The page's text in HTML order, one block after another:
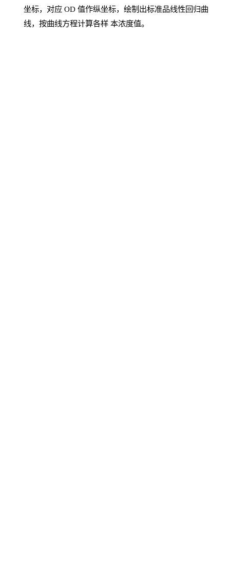
坐标，对应OD 值作纵坐标，绘制出标准品线性回归曲
线，按曲线方程计算各样 本浓度值。